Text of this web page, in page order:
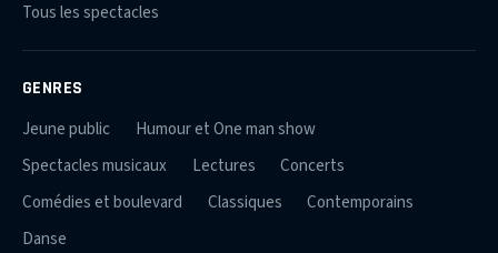
Tous les spectacles
GENRES
Jeune public
Humour et One man show
Spectacles musicaux
Lectures
Concerts
Comédies et boulevard
Classiques
Contemporains
Danse